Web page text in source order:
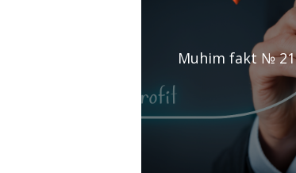
Muhim fakt № 21